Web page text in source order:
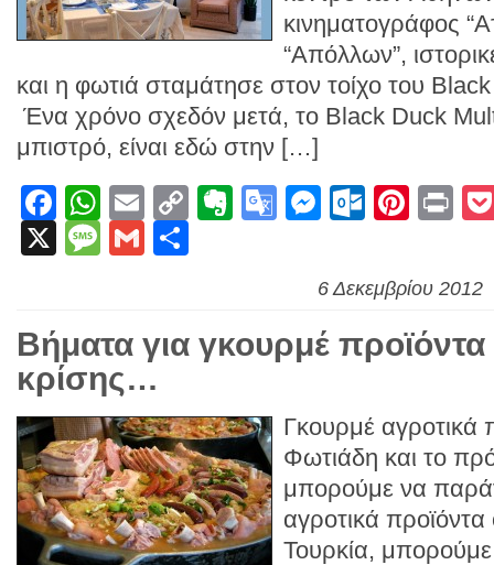
κινηματογράφος
“Απόλλων”,
και η φωτιά σταμάτησε στον τοίχο του
Ένα χρόνο σχεδόν μετά, το Black Duck
μπιστρό, είναι εδώ στην […]
Facebook
WhatsApp
EmailCopyEvernote
Google
X
Message
Gmail
6 Δεκεμβρίου 2012
Βήματα για γκουρμέ
κρίσης…
Γκουρμέ
Φωτιάδη και το
μπορούμε να
αγροτικά
Τουρκία,